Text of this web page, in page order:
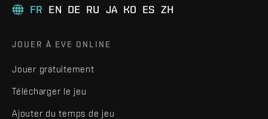
FR EN DE RU JA KO ES ZH
JOUER À EVE ONLINE
Jouer gratuitement
Télécharger le jeu
Ajouter du temps de jeu